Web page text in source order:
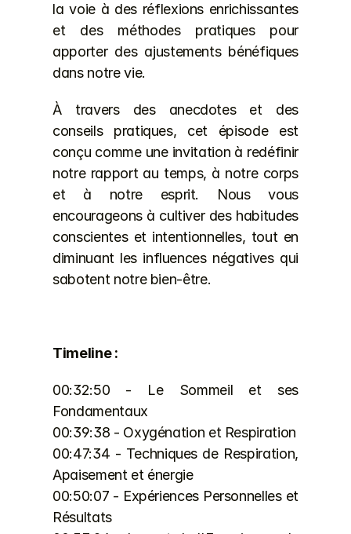
la voie à des réflexions enrichissantes
et des méthodes pratiques pour
apporter des ajustements bénéfiques
dans notre vie.
À travers des anecdotes et des
conseils pratiques, cet épisode est
conçu comme une invitation à redéfinir
notre rapport au temps, à notre corps
et à notre esprit. Nous vous
encourageons à cultiver des habitudes
conscientes et intentionnelles, tout en
diminuant les influences négatives qui
sabotent notre bien-être.
Timeline :
00:32:50 - Le Sommeil et ses
Fondamentaux
00:47:34 - Techniques de Respiration,
Apaisement et énergie
00:50:07 - Expériences Personnelles et
Résultats